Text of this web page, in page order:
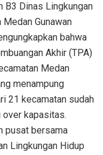
B3 Dinas Lingkungan
Medan Gunawan
bahwa
Akhir (TPA)
Medan
menampung
21 kecamatan sudah
over kapasitas.
pusat bersama
Lingkungan Hidup